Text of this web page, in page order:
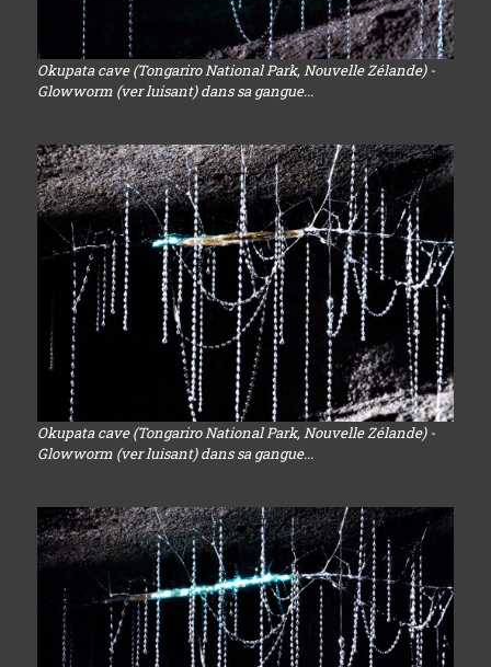
Okupata cave (Tongariro National Park, Nouvelle Zélande) -
Glowworm (ver luisant) dans sa gangue...
Okupata cave (Tongariro National Park, Nouvelle Zélande) -
Glowworm (ver luisant) dans sa gangue...